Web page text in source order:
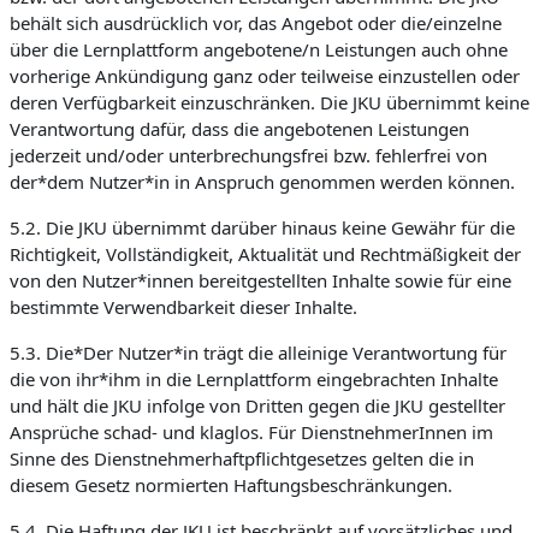
behält sich ausdrücklich vor, das Angebot oder die/einzelne
über die Lernplattform angebotene/n Leistungen auch ohne
vorherige Ankündigung ganz oder teilweise einzustellen oder
deren Verfügbarkeit einzuschränken. Die JKU übernimmt keine
Verantwortung dafür, dass die angebotenen Leistungen
jederzeit und/oder unterbrechungsfrei bzw. fehlerfrei von
der*dem Nutzer*in in Anspruch genommen werden können.
5.2. Die JKU übernimmt darüber hinaus keine Gewähr für die
Richtigkeit, Vollständigkeit, Aktualität und Rechtmäßigkeit der
von den Nutzer*innen bereitgestellten Inhalte sowie für eine
bestimmte Verwendbarkeit dieser Inhalte.
5.3. Die*Der Nutzer*in trägt die alleinige Verantwortung für
die von ihr*ihm in die Lernplattform eingebrachten Inhalte
und hält die JKU infolge von Dritten gegen die JKU gestellter
Ansprüche schad- und klaglos. Für DienstnehmerInnen im
Sinne des Dienstnehmerhaftpflichtgesetzes gelten die in
diesem Gesetz normierten Haftungsbeschränkungen.